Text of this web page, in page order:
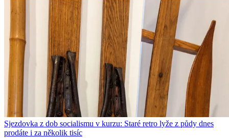
Sjezdovka z dob socialismu v kurzu: Staré retro lyže z půdy dnes
prodáte i za několik tisíc